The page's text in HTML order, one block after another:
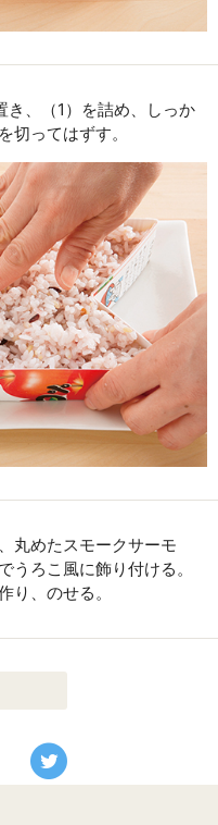
、（1）を詰め、しっか
切ってはずす。
丸めたスモークサーモ
うろこ風に飾り付ける。
り、のせる。
Facebookでシェアする